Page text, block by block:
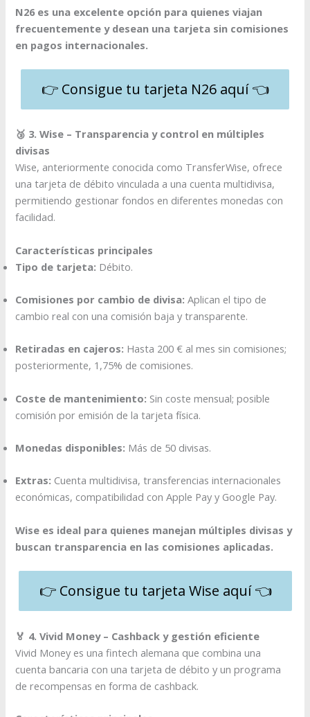
N26 es una excelente opción para quienes viajan
frecuentemente y desean una tarjeta sin comisiones
en pagos internacionales.​
👉 Consigue tu tarjeta N26 aquí 👈
🥉 3. Wise – Transparencia y control en múltiples
divisas
Wise, anteriormente conocida como TransferWise, ofrece
una tarjeta de débito vinculada a una cuenta multidivisa,
permitiendo gestionar fondos en diferentes monedas con
facilidad.
Características principales
Tipo de tarjeta: Débito.
Comisiones por cambio de divisa: Aplican el tipo de
cambio real con una comisión baja y transparente.​
Retiradas en cajeros: Hasta 200 € al mes sin comisiones;
posteriormente, 1,75% de comisiones.
Coste de mantenimiento: Sin coste mensual; posible
comisión por emisión de la tarjeta física.​
Monedas disponibles: Más de 50 divisas.​
Extras: Cuenta multidivisa, transferencias internacionales
económicas, compatibilidad con Apple Pay y Google Pay.​
Wise es ideal para quienes manejan múltiples divisas y
buscan transparencia en las comisiones aplicadas.​
👉 Consigue tu tarjeta Wise aquí 👈
🏅 4. Vivid Money – Cashback y gestión eficiente
Vivid Money es una fintech alemana que combina una
cuenta bancaria con una tarjeta de débito y un programa
de recompensas en forma de cashback.​